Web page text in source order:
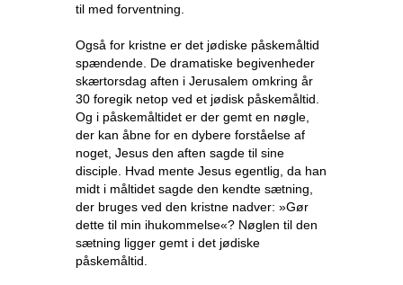
til med forventning.
Også for kristne er det jødiske påskemåltid
spændende. De dramatiske begivenheder
skærtorsdag aften i Jerusalem omkring år
30 foregik netop ved et jødisk påskemåltid.
Og i påskemåltidet er der gemt en nøgle,
der kan åbne for en dybere forståelse af
noget, Jesus den aften sagde til sine
disciple. Hvad mente Jesus egentlig, da han
midt i måltidet sagde den kendte sætning,
der bruges ved den kristne nadver: »Gør
dette til min ihukommelse«? Nøglen til den
sætning ligger gemt i det jødiske
påskemåltid.